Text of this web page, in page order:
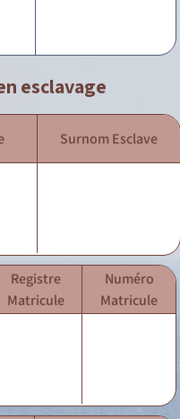
esclavage
Surnom Esclave
Registre
Matricule
Numéro
Matricule